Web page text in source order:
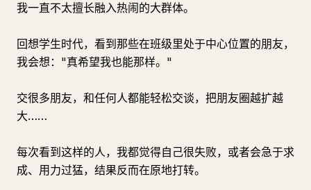
我一直不太擅长融入热闹的大群体。
回想学生时代，看到那些在班级里处于中心位置的朋友，
我会想："真希望我也能那样。"
交很多朋友，和任何人都能轻松交谈，把朋友圈越扩越
大……
每次看到这样的人，我都觉得自己很失败，或者会急于求
成、用力过猛，结果反而在原地打转。